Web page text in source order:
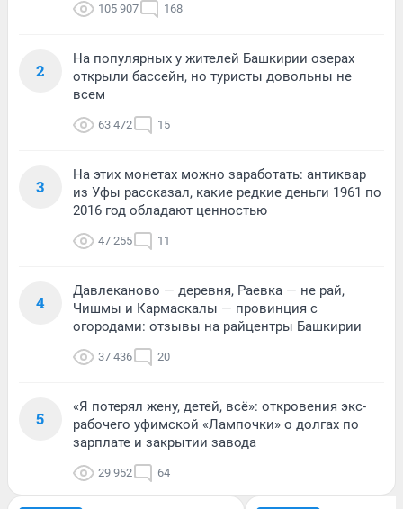
105 907 168
2
На популярных у жителей Башкирии озерах
открыли бассейн, но туристы довольны не
всем
63 472 15
3
На этих монетах можно заработать: антиквар
из Уфы рассказал, какие редкие деньги 1961 по
2016 год обладают ценностью
47 255 11
4
Давлеканово — деревня, Раевка — не рай,
Чишмы и Кармаскалы — провинция с
огородами: отзывы на райцентры Башкирии
37 436 20
5
«Я потерял жену, детей, всё»: откровения экс-
рабочего уфимской «Лампочки» о долгах по
зарплате и закрытии завода
29 952 64